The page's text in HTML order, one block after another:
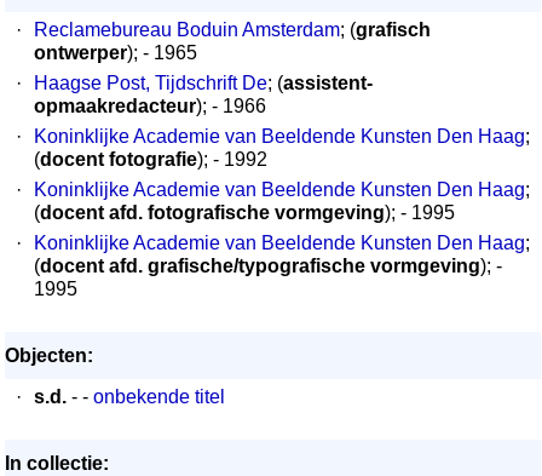
·
Reclamebureau Boduin Amsterdam; (grafisch
ontwerper); - 1965
·
Haagse Post, Tijdschrift De; (assistent-
opmaakredacteur); - 1966
·
Koninklijke Academie van Beeldende Kunsten Den Haag;
(docent fotografie); - 1992
·
Koninklijke Academie van Beeldende Kunsten Den Haag;
(docent afd. fotografische vormgeving); - 1995
·
Koninklijke Academie van Beeldende Kunsten Den Haag;
(docent afd. grafische/typografische vormgeving); -
1995
Objecten:
·
s.d. - - onbekende titel
In collectie: